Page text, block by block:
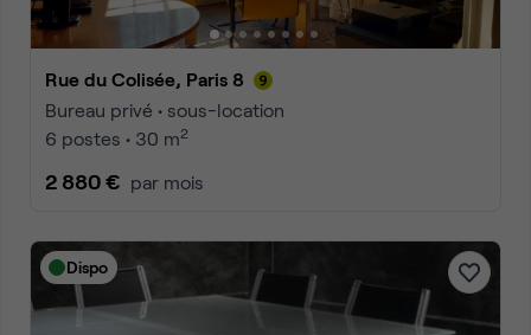
Rue du Colisée, Paris 8
Bureau privé • sous-location
6 postes • 30 m2
2 880 € par mois
Dispo